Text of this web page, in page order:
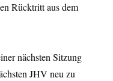
Rücktritt aus dem
nächsten Sitzung
JHV neu zu